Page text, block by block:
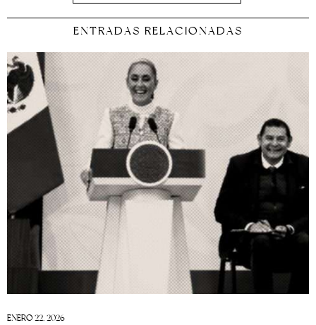
ENTRADAS RELACIONADAS
ENERO 22, 2026